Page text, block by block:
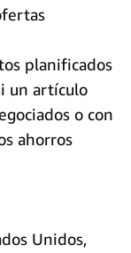
planificados
un artículo
o con
ahorros
Unidos,